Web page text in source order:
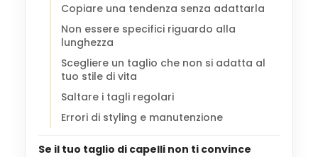
Copiare una tendenza senza adattarla
Non essere specifici riguardo alla
lunghezza
Scegliere un taglio che non si adatta al
tuo stile di vita
Saltare i tagli regolari
Errori di styling e manutenzione
Se il tuo taglio di capelli non ti convince